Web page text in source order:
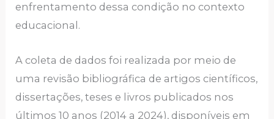
enfrentamento dessa condição no contexto
educacional.
A coleta de dados foi realizada por meio de
uma revisão bibliográfica de artigos científicos,
dissertações, teses e livros publicados nos
últimos 10 anos (2014 a 2024), disponíveis em